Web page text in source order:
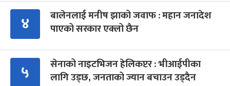
४
बालेनलाई मनीष झाको जवाफ : महान जनादेश
पाएको सरकार एक्लो छैन
५
सेनाको नाइटभिजन हेलिकप्टर : भीआईपीका
लागि उड्छ, जनताको ज्यान बचाउन उड्दैन